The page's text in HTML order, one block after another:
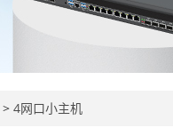
> 4网口小主机